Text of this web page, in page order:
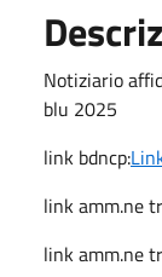
Notiziario
blu 2025
link bdncp:
link amm.ne
link amm.ne